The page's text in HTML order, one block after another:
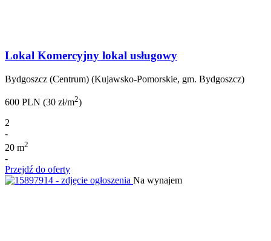
Lokal Komercyjny lokal usługowy
Bydgoszcz (Centrum) (Kujawsko-Pomorskie, gm. Bydgoszcz)
600 PLN (30 zł/m2)
2
-
20 m2
-
Przejdź do oferty
Na wynajem